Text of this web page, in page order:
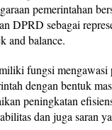
pemerintahan
DPRD sebagai
and balance.
fungsi mengawasi
dengan bentuk
peningkatan
dan juga saran